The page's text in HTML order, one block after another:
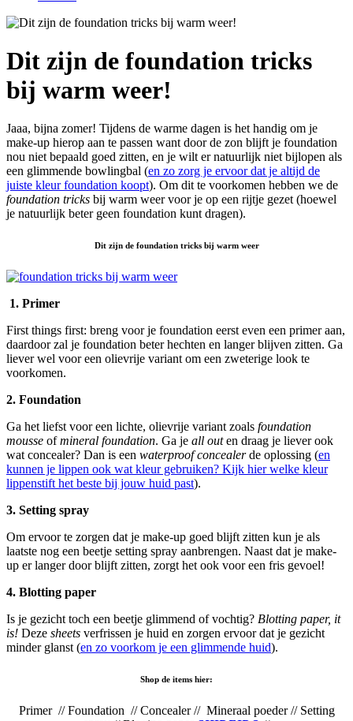
Dit zijn de foundation tricks
bij warm weer!
Jaaa, bijna zomer! Tijdens de warme dagen is het handig om je
make-up hierop aan te passen want door de zon blijft je foundation
nou niet bepaald goed zitten, en je wilt er natuurlijk niet bijlopen als
een glimmende bowlingbal (en zo zorg je ervoor dat je altijd de
juiste kleur foundation koopt). Om dit te voorkomen hebben we de
foundation tricks bij warm weer voor je op een rijtje gezet (hoewel
je natuurlijk beter geen foundation kunt dragen).
Dit zijn de foundation tricks bij warm weer
1. Primer
First things first: breng voor je foundation eerst even een primer aan,
daardoor zal je foundation beter hechten en langer blijven zitten. Ga
liever wel voor een olievrije variant om een zweterige look te
voorkomen.
2. Foundation
Ga het liefst voor een lichte, olievrije variant zoals foundation
mousse ofmineral foundation. Ga je all outen draag je liever ook
wat concealer? Dan is een waterproof concealerde oplossing (en
kunnen je lippen ook wat kleur gebruiken? Kijk hier welke kleur
lippenstift het beste bij jouw huid past).
3. Setting spray
Om ervoor te zorgen dat je make-up goed blijft zitten kun je als
laatste nog een beetje setting spray aanbrengen. Naast dat je make-
up er langer door blijft zitten, zorgt het ook voor een fris gevoel!
4. Blotting paper
Is je gezicht toch een beetje glimmend of vochtig? Blotting paper, it
is! Deze sheets verfrissen je huid en zorgen ervoor dat je gezicht
minder glanst (en zo voorkom je een glimmende huid).
Shop de items hier:
Primer // Foundation // Concealer // Mineraal poeder// Setting